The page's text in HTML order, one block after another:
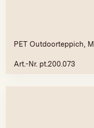
PET Outdoorteppich,
Art.-Nr. pt.200.073